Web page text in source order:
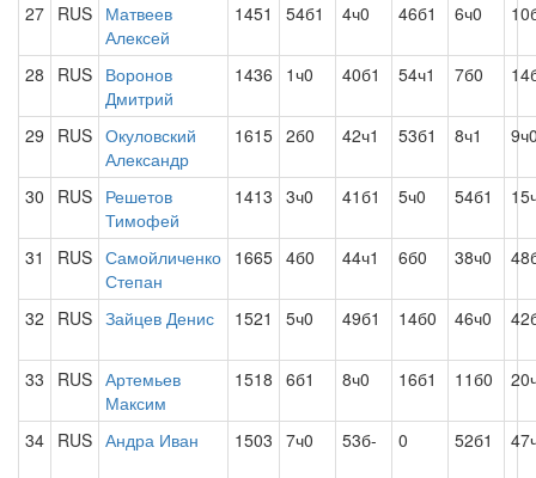
27 RUS Матвеев
Алексей
1451 54б1 4ч0 46б1 6ч0
28 RUS Воронов
Дмитрий
1436 1ч0 40б1 54ч1 7б0
29 RUS Окуловский
Александр
1615 2б0 42ч1 53б1 8ч1
30 RUS Решетов
Тимофей
1413 3ч0 41б1 5ч0 54б1
31 RUS Самойличенко
Степан
1665 4б0 44ч1 6б0 38ч0
32 RUS Зайцев Денис 1521 5ч0 49б1 14б0 46ч0
33 RUS Артемьев
Максим
1518 6б1 8ч0 16б1 11б0
34 RUS Андра Иван 1503 7ч0 53б- 0 52б1